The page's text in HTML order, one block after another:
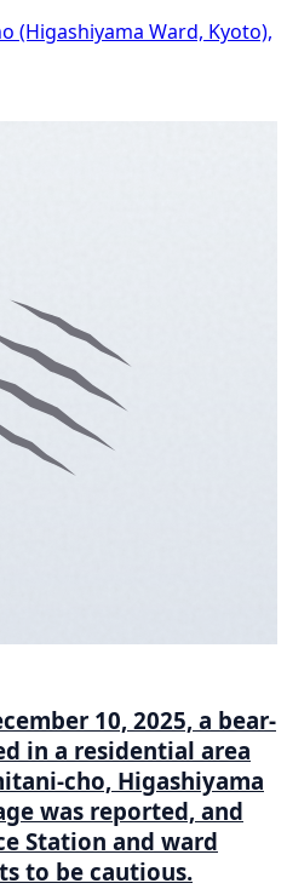
(Higashiyama Ward, Kyoto),
10, 2025, a bear-
in a residential area
cho, Higashiyama
was reported, and
Station and ward
to be cautious.